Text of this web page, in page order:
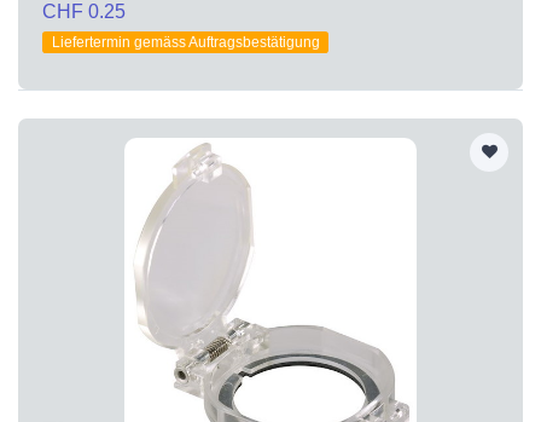
CHF 0.25
Liefertermin gemäss Auftragsbestätigung